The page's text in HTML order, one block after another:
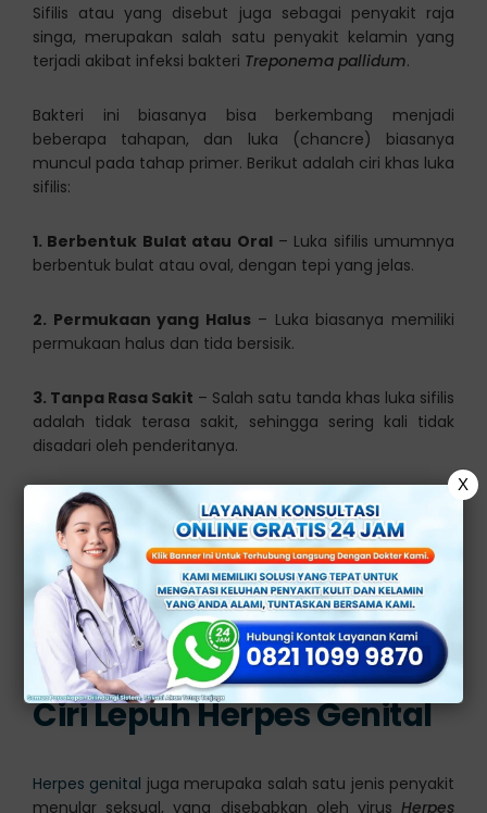
Sifilis atau yang disebut juga sebagai penyakit raja
singa, merupakan salah satu penyakit kelamin yang
terjadi akibat infeksi bakteri Treponema pallidum.
Bakteri ini biasanya bisa berkembang menjadi
beberapa tahapan, dan luka (chancre) biasanya
muncul pada tahap primer. Berikut adalah ciri khas luka
sifilis:
1. Berbentuk Bulat atau Oral– Luka sifilis umumnya
berbentuk bulat atau oval, dengan tepi yang jelas.
2. Permukaan yang Halus– Luka biasanya memiliki
permukaan halus dan tida bersisik.
3. Tanpa Rasa Sakit – Salah satu tanda khas luka sifilis
adalah tidak terasa sakit, sehingga sering kali tidak
disadari oleh penderitanya.
4. Dasar Luka Keras – Luka sifilis memiliki dasar yang
keras (indurasi), berbeda dengan luka akibat kondisi
lain.
5. Lokasi Luka– Luka biasanya muncul di area yang
terpapar bakteri, seperti alat kelamin, anus, mulut, atau
bibir.
Ciri Lepuh Herpes Genital
Herpes genital juga merupaka salah satu jenis penyakit
menular seksual, yang disebabkan oleh virusHerpes
X